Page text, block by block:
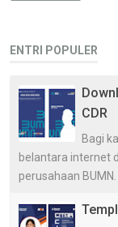
ENTRI POPULER
CDR
Bagi
belantara internet
perusahaan